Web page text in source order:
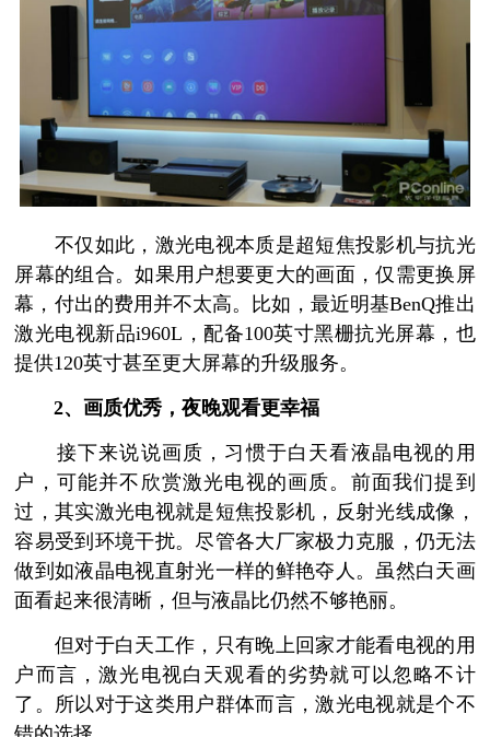
不仅如此，激光电视本质是超短焦投影机与抗光
屏幕的组合。如果用户想要更大的画面，仅需更换屏
幕，付出的费用并不太高。比如，最近明基BenQ推出
激光电视新品i960L，配备100英寸黑栅抗光屏幕，也
提供120英寸甚至更大屏幕的升级服务。
2、画质优秀，夜晚观看更幸福
接下来说说画质，习惯于白天看液晶电视的用
户，可能并不欣赏激光电视的画质。前面我们提到
过，其实激光电视就是短焦投影机，反射光线成像，
容易受到环境干扰。尽管各大厂家极力克服，仍无法
做到如液晶电视直射光一样的鲜艳夺人。虽然白天画
面看起来很清晰，但与液晶比仍然不够艳丽。
但对于白天工作，只有晚上回家才能看电视的用
户而言，激光电视白天观看的劣势就可以忽略不计
了。所以对于这类用户群体而言，激光电视就是个不